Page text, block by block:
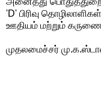
'D' பிரிவு
ஊதியம் மற்றும்
முதலமைச்சர்